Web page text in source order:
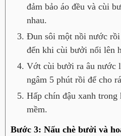
đảm bảo áo đều và cùi
nhau.
Đun sôi một nồi nước
đến khi cùi bưởi nổi lên
Vớt cùi bưởi ra âu nước
ngâm 5 phút rồi để cho
Hấp chín đậu xanh
mềm.
Bước 3: Nấu chè bưởi và